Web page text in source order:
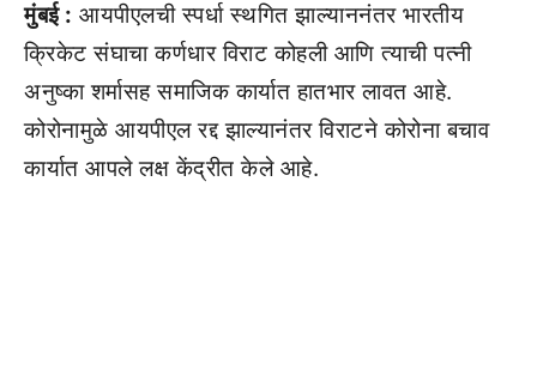
मुंबई : आयपीएलची स्पर्धा स्थगित झाल्याननंतर भारतीय
क्रिकेट संघाचा कर्णधार विराट कोहली आणि त्याची पत्नी
अनुष्का शर्मासह समाजिक कार्यात हातभार लावत आहे.
कोरोनामुळे आयपीएल रद्द झाल्यानंतर विराटने कोरोना बचाव
कार्यात आपले लक्ष केंद्रीत केले आहे.